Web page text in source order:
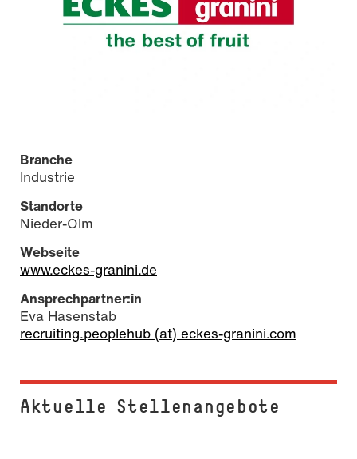
Branche
Industrie
Standorte
Nieder-Olm
Webseite
www.eckes-granini.de
Ansprechpartner:in
Eva Hasenstab
recruiting.peoplehub (at) eckes-granini.com
Aktuelle Stel­len­an­ge­bo­te